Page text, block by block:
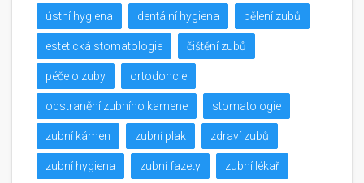
ústní hygiena dentální hygiena bělení zubů
estetická stomatologie čištění zubů
péče o zuby ortodoncie
odstranění zubního kamene stomatologie
zubní kámen zubní plak zdraví zubů
zubní hygiena zubní fazety zubní lékař